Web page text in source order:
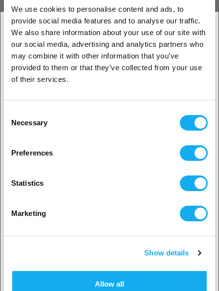
We use cookies to personalise content and ads, to
provide social media features and to analyse our traffic.
We also share information about your use of our site with
our social media, advertising and analytics partners who
may combine it with other information that you’ve
provided to them or that they’ve collected from your use
of their services.
Selection
Necessary
Preferences
Statistics
Marketing
Show details
Allow all
PEI-printoverflade til Creality 3D K1 Max.
Størrelse: 315 × 310 mm
ANMELDELSER
Efternavn*
E-mail*
1. Er du erhvervskunde eller privatkunde?
Erhvervskunde
Privat kunde